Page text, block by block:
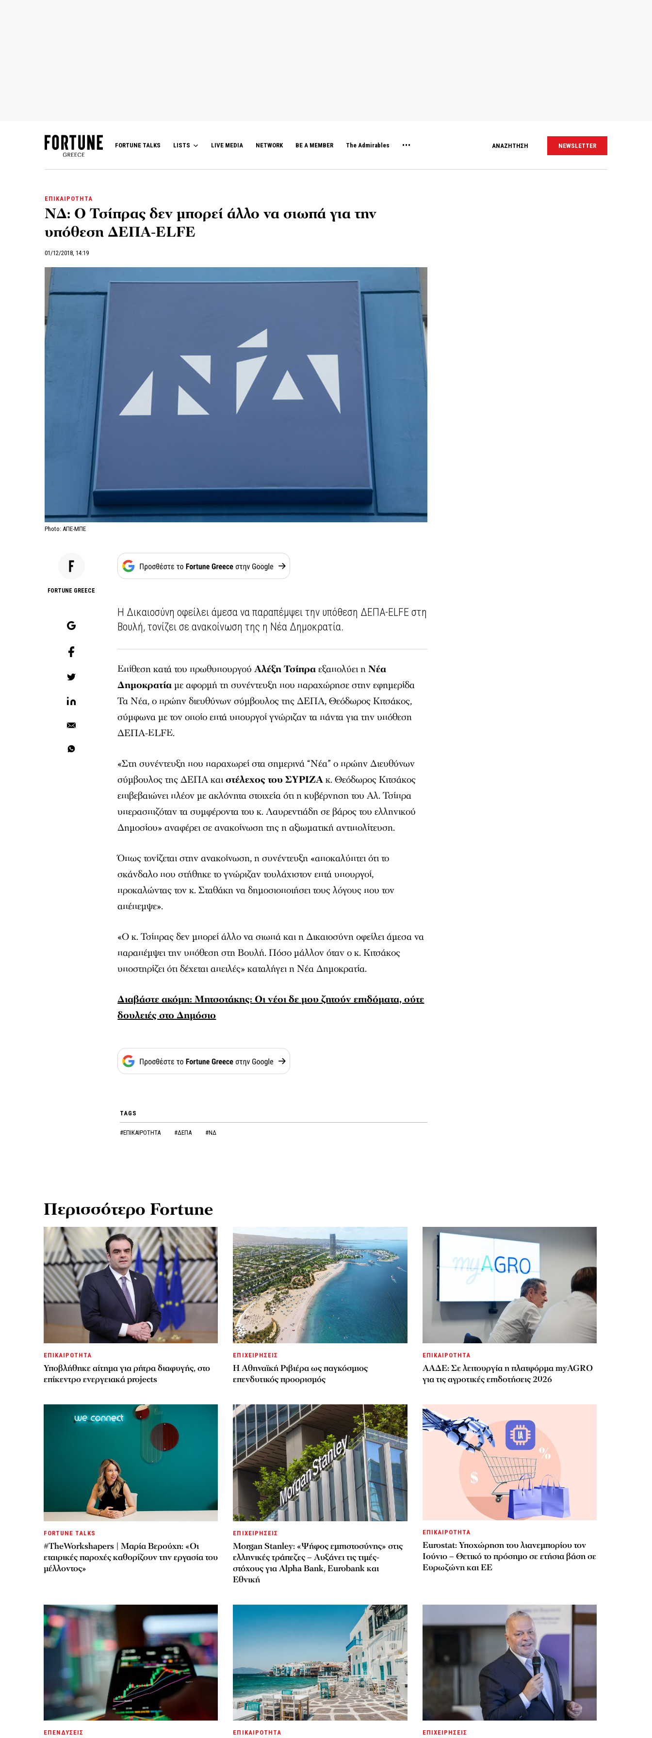
FORTUNE TALKS LISTS LIVE MEDIA NETWORK BE A MEMBER The Admirables ΑΝΑΖΗΤΗΣΗ NEWSLETTER
ΕΠΙΚΑΙΡΟΤΗΤΑ
ΝΔ: Ο Τσίπρας δεν μπορεί άλλο να σιωπά για την
υπόθεση ΔΕΠΑ-ELFE
01/12/2018, 14:19
Photo: ΑΠΕ-ΜΠΕ
FORTUNE GREECE
Η Δικαιοσύνη οφείλει άμεσα να παραπέμψει την υπόθεση ΔΕΠΑ-ELFE στη
Βουλή, τονίζει σε ανακοίνωση της η Νέα Δημοκρατία.
Eπίθεση κατά του πρωθυπουργούΑλέξη Τσίπραεξαπολύει ηΝέα
Δημοκρατίαμε αφορμή τη συνέντευξη που παραχώρησε στην εφημερίδα
Τα Νέα, ο πρώην διευθύνων σύμβουλος της ΔΕΠΑ, Θεόδωρος Κιτσάκος,
σύμφωνα με τον οποίο επτά υπουργοί γνώριζαν τα πάντα για την υπόθεση
ΔΕΠΑ-ELFE.
«Στη συνέντευξη που παραχωρεί στα σημερινά “Νέα” ο πρώην Διευθύνων
σύμβουλος της ΔΕΠΑ καιστέλεχος του ΣΥΡΙΖΑκ. Θεόδωρος Κιτσάκος
επιβεβαιώνει πλέον με ακλόνητα στοιχεία ότι η κυβέρνηση του Αλ. Τσίπρα
υπερασπιζόταν τα συμφέροντα του κ. Λαυρεντιάδη σε βάρος του ελληνικού
Δημοσίου» αναφέρει σε ανακοίνωση της η αξιωματική αντιπολίτευση.
Όπως τονίζεται στην ανακοίνωση, η συνέντευξη «αποκαλύπτει ότι το
σκάνδαλο που στήθηκε το γνώριζαν τουλάχιστον επτά υπουργοί,
προκαλώντας τον κ. Σταθάκη να δημοσιοποιήσει τους λόγους που τον
απέπεμψε».
«Ο κ. Τσίπρας δεν μπορεί άλλο να σιωπά και η Δικαιοσύνη οφείλει άμεσα να
παραπέμψει την υπόθεση στη Βουλή. Πόσο μάλλον όταν ο κ. Κιτσάκος
υποστηρίζει ότι δέχεται απειλές» καταλήγει η Νέα Δημοκρατία.
Διαβάστε ακόμη: Μητσoτάκης: Οι νέοι δε μου ζητούν επιδόματα, ούτε
δουλειές στο Δημόσιο
TAGS
#ΕΠΙΚΑΙΡΟΤΗΤΑ #ΔΕΠΑ #ΝΔ
Περισσότερο Fortune
ΕΠΙΚΑΙΡΟΤΗΤΑ
Υποβλήθηκε αίτημα για ρήτρα διαφυγής, στο
επίκεντρο ενεργειακά projects
ΕΠΙΧΕΙΡΗΣΕΙΣ
Η Αθηναϊκή Ριβιέρα ως παγκόσμιος
επενδυτικός προορισμός
ΕΠΙΚΑΙΡΟΤΗΤΑ
ΑΑΔΕ: Σε λειτουργία η πλατφόρμα myAGRO
για τις αγροτικές επιδοτήσεις 2026
FORTUNE TALKS
#TheWorkshapers | Μαρία Βερούχη: «Οι
εταιρικές παροχές καθορίζουν την εργασία του
μέλλοντος»
ΕΠΙΧΕΙΡΗΣΕΙΣ
Morgan Stanley: «Ψήφος εμπιστοσύνης» στις
ελληνικές τράπεζες – Αυξάνει τις τιμές-
στόχους για Alpha Bank, Eurobank και
Εθνική
ΕΠΙΚΑΙΡΟΤΗΤΑ
Eurostat: Υποχώρηση του λιανεμπορίου τον
Ιούνιο – Θετικό το πρόσημο σε ετήσια βάση σε
Ευρωζώνη και ΕΕ
ΕΠΕΝΔΥΣΕΙΣ ΕΠΙΚΑΙΡΟΤΗΤΑ ΕΠΙΧΕΙΡΗΣΕΙΣ